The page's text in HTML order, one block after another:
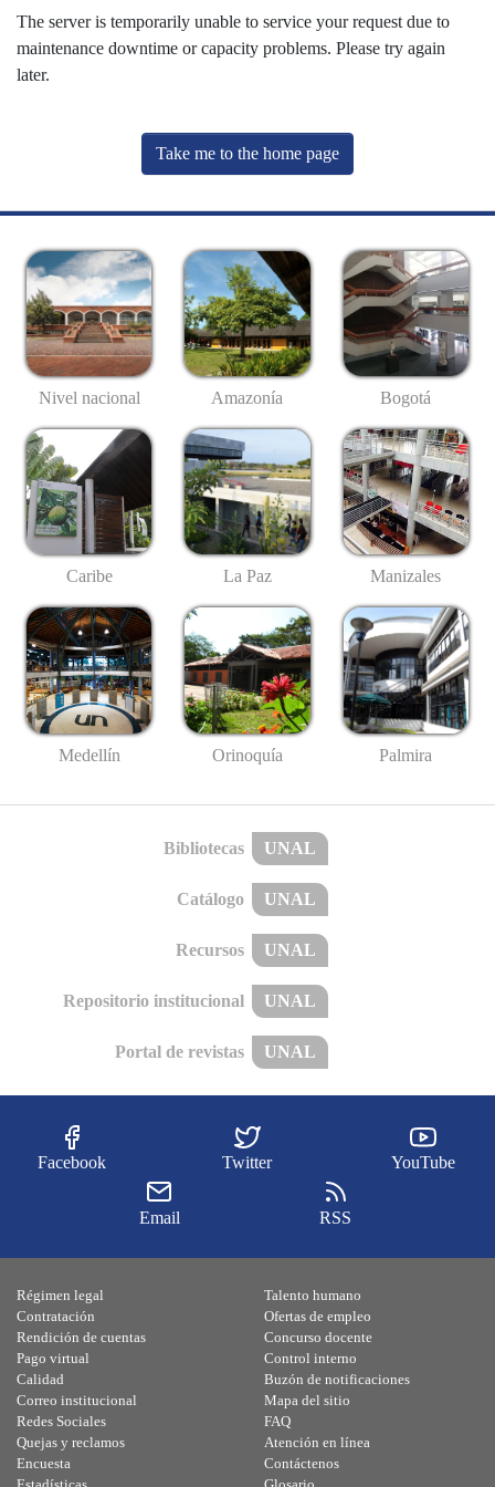
The server is temporarily unable to service your request due to
maintenance downtime or capacity problems. Please try again
later.
Take me to the home page
Nivel nacional Amazonía Bogotá
Caribe La Paz Manizales
Medellín Orinoquía Palmira
Bibliotecas UNAL
Catálogo UNAL
Recursos UNAL
Repositorio institucional UNAL
Portal de revistas UNAL
Facebook Twitter YouTube
Email RSS
Régimen legal
Contratación
Rendición de cuentas
Pago virtual
Calidad
Talento humano
Ofertas de empleo
Concurso docente
Control interno
Buzón de notificaciones
Correo institucional
Redes Sociales
Quejas y reclamos
Encuesta
Mapa del sitio
FAQ
Atención en línea
Contáctenos